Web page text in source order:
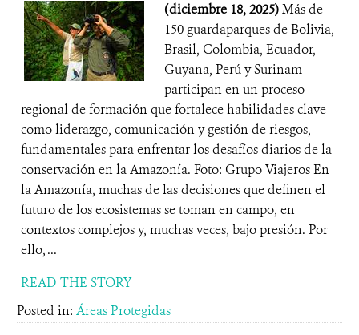
(diciembre 18, 2025)Más de
150 guardaparques de Bolivia,
Brasil, Colombia, Ecuador,
Guyana, Perú y Surinam
participan en un proceso
regional de formación que fortalece habilidades clave
como liderazgo, comunicación y gestión de riesgos,
fundamentales para enfrentar los desafíos diarios de la
conservación en la Amazonía. Foto: Grupo Viajeros En
la Amazonía, muchas de las decisiones que definen el
futuro de los ecosistemas se toman en campo, en
contextos complejos y, muchas veces, bajo presión. Por
ello, ...
READ THE STORY
Posted in: Áreas Protegidas